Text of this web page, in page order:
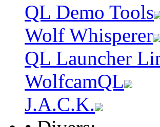
QL Demo Tools
Wolf Whisperer
QL Launcher
WolfcamQL
J.A.C.K.